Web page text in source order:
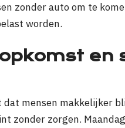
zonder auto om te
worden.
en
mensen makkelijker
zonder zorgen.